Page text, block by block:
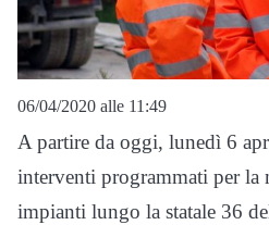
06/04/2020 alle 11:49
A partire da oggi, lunedì 6
interventi programmati per la
impianti lungo la statale 36